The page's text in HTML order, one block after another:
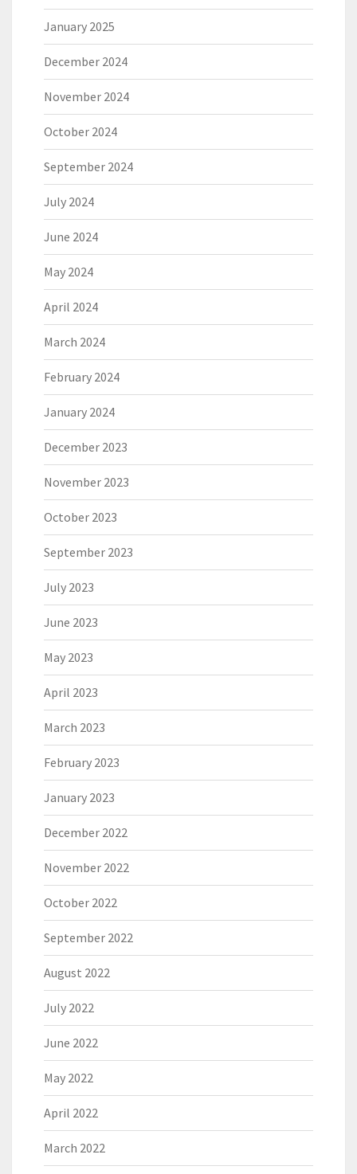
January 2025
December 2024
November 2024
October 2024
September 2024
July 2024
June 2024
May 2024
April 2024
March 2024
February 2024
January 2024
December 2023
November 2023
October 2023
September 2023
July 2023
June 2023
May 2023
April 2023
March 2023
February 2023
January 2023
December 2022
November 2022
October 2022
September 2022
August 2022
July 2022
June 2022
May 2022
April 2022
March 2022